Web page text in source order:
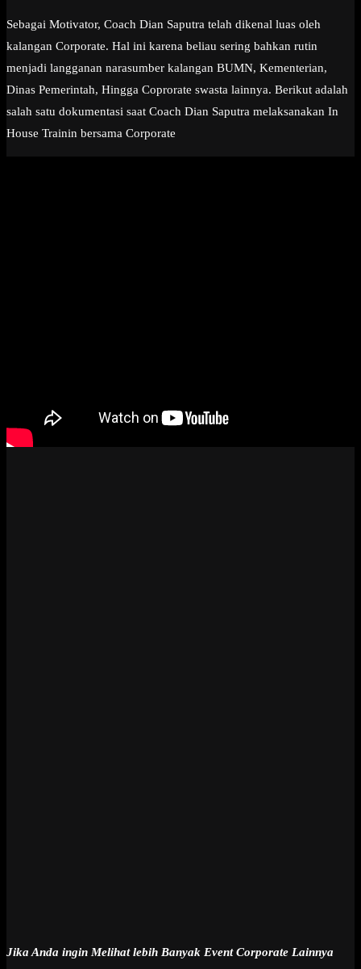
Sebagai Motivator, Coach Dian Saputra telah dikenal luas oleh
kalangan Corporate. Hal ini karena beliau sering bahkan rutin
menjadi langganan narasumber kalangan BUMN, Kementerian,
Dinas Pemerintah, Hingga Coprorate swasta lainnya. Berikut adalah
salah satu dokumentasi saat Coach Dian Saputra melaksanakan In
House Trainin bersama Corporate
Jika Anda ingin Melihat lebih Banyak Event Corporate Lainnya